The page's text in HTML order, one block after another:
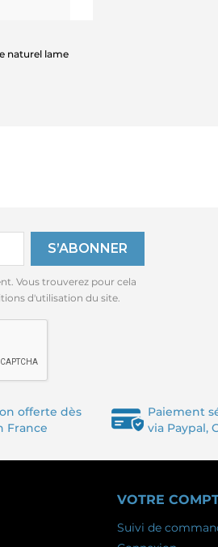
naturel lame
Vous trouverez pour cela
d'utilisation du site.
offerte dès
France
Paiement
via Paypal,
VOTRE
Suivi de